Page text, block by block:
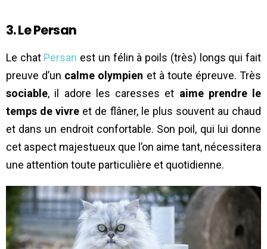
3. Le Persan
Le chat Persan est un félin à poils (très) longs qui fait
preuve d’un calme olympien et à toute épreuve. Très
sociable, il adore les caresses et aime prendre le
temps de vivre et de flâner, le plus souvent au chaud
et dans un endroit confortable. Son poil, qui lui donne
cet aspect majestueux que l’on aime tant, nécessitera
une attention toute particulière et quotidienne.